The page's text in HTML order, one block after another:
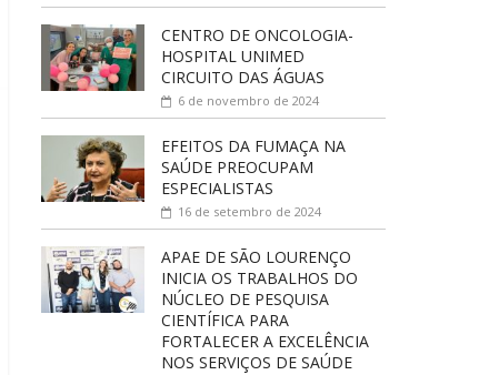
CENTRO DE ONCOLOGIA-
HOSPITAL UNIMED
CIRCUITO DAS ÁGUAS
6 de novembro de 2024
EFEITOS DA FUMAÇA NA
SAÚDE PREOCUPAM
ESPECIALISTAS
16 de setembro de 2024
APAE DE SÃO LOURENÇO
INICIA OS TRABALHOS DO
NÚCLEO DE PESQUISA
CIENTÍFICA PARA
FORTALECER A EXCELÊNCIA
NOS SERVIÇOS DE SAÚDE